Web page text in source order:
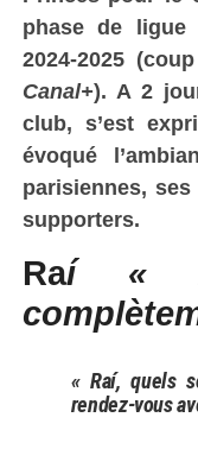
phase de
2024-2025
Canal+). A 2
club, s’est
évoqué
parisiennes,
supporters.
Raí «
« Raí, quels
rendez-vous